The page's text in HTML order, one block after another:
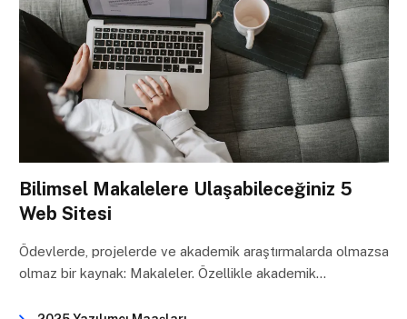
Bilimsel Makalelere Ulaşabileceğiniz 5
Web Sitesi
Ödevlerde, projelerde ve akademik araştırmalarda olmazsa
olmaz bir kaynak: Makaleler. Özellikle akademik…